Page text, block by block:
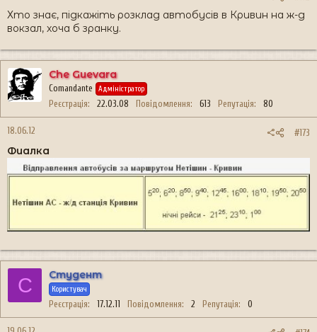
Хто знає, підкажіть розклад автобусів в Кривин на ж-д
вокзал, хоча б зранку.
Che Guevara
Comandante Адміністратор
Реєстрація 22.03.08 Повідомлення 613 Репутація 80
18.06.12 #173
Фиалка
С Студент
Користувач
Реєстрація 17.12.11 Повідомлення 2 Репутація 0